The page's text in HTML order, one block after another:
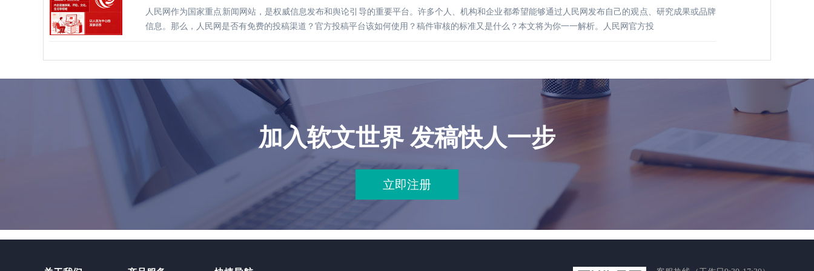
人民网作为国家重点新闻网站，是权威信息发布和舆论引导的重要平台。许多个人、机构和企业都希望能够通过人民网发布自己的观点、研究成果或品牌
信息。那么，人民网是否有免费的投稿渠道？官方投稿平台该如何使用？稿件审核的标准又是什么？本文将为你一一解析。人民网官方投
加入软文世界 发稿快人一步
立即注册